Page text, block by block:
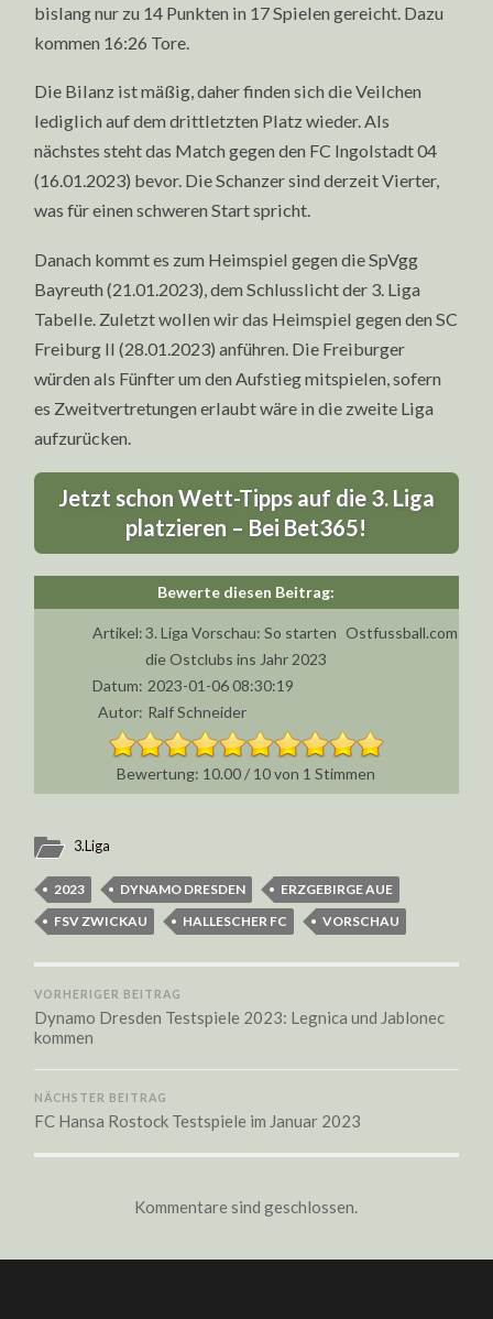
bislang nur zu 14 Punkten in 17 Spielen gereicht. Dazu
kommen 16:26 Tore.
Die Bilanz ist mäßig, daher finden sich die Veilchen
lediglich auf dem drittletzten Platz wieder. Als
nächstes steht das Match gegen den FC Ingolstadt 04
(16.01.2023) bevor. Die Schanzer sind derzeit Vierter,
was für einen schweren Start spricht.
Danach kommt es zum Heimspiel gegen die SpVgg
Bayreuth (21.01.2023), dem Schlusslicht der 3. Liga
Tabelle. Zuletzt wollen wir das Heimspiel gegen den SC
Freiburg II (28.01.2023) anführen. Die Freiburger
würden als Fünfter um den Aufstieg mitspielen, sofern
es Zweitvertretungen erlaubt wäre in die zweite Liga
aufzurücken.
Jetzt schon Wett-Tipps auf die 3. Liga
platzieren – Bei Bet365!
Artikel:3. Liga Vorschau: So starten
die Ostclubs ins Jahr 2023
Ostfussball.com
Datum: 2023-01-06 08:30:19
Autor: Ralf Schneider
10.00/ 10von 1 Stimmen
3.Liga
2023 DYNAMO DRESDEN
ERZGEBIRGE AUE
FSV ZWICKAU
HALLESCHER FC VORSCHAU
VORHERIGER BEITRAG
Dynamo Dresden Testspiele 2023: Legnica und Jablonec
kommen
NÄCHSTER BEITRAG
FC Hansa Rostock Testspiele im Januar 2023
Kommentare sind geschlossen.